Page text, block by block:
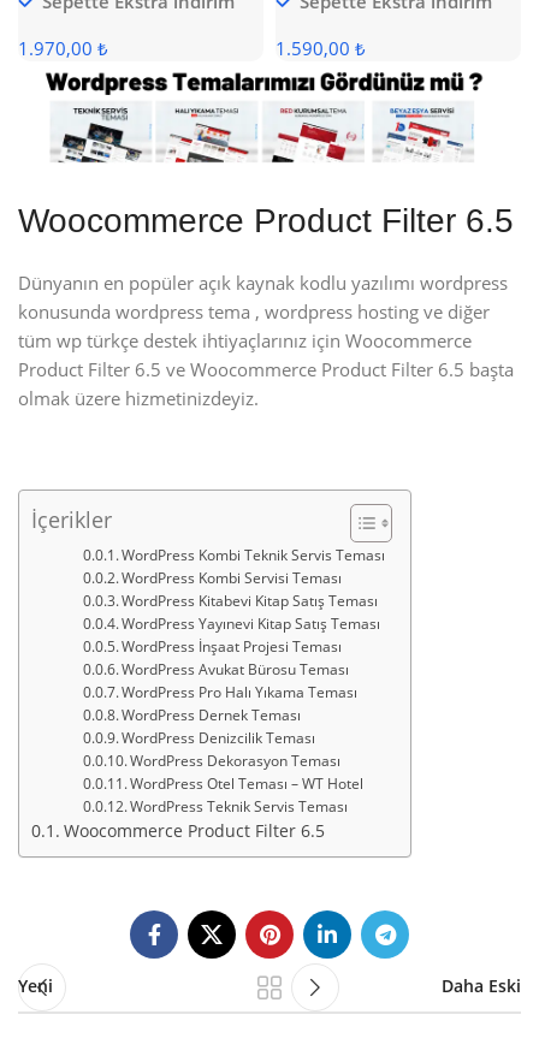
1.970,00 ₺
1.590,00 ₺
Woocommerce Product Filter 6.5
Dünyanın en popüler açık kaynak kodlu yazılımı wordpress
konusunda wordpress tema , wordpress hosting ve diğer
tüm wp türkçe destek ihtiyaçlarınız için Woocommerce
Product Filter 6.5 ve Woocommerce Product Filter 6.5 başta
olmak üzere hizmetinizdeyiz.
İçerikler
WordPress Kombi Teknik Servis Teması
WordPress Kombi Servisi Teması
WordPress Kitabevi Kitap Satış Teması
WordPress Yayınevi Kitap Satış Teması
WordPress İnşaat Projesi Teması
WordPress Avukat Bürosu Teması
WordPress Pro Halı Yıkama Teması
WordPress Dernek Teması
WordPress Denizcilik Teması
WordPress Dekorasyon Teması
WordPress Otel Teması – WT Hotel
WordPress Teknik Servis Teması
Woocommerce Product Filter 6.5
Yeni Daha Eski